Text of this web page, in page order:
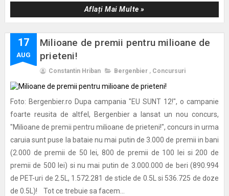
Aflați Mai Multe »
17
AUG
Milioane de premii pentru milioane de
prieteni!
Constantin Hriban Bergenbier , Concursuri
Foto: Bergenbier.ro Dupa campania "EU SUNT 12!", o campanie
foarte reusita de altfel, Bergenbier a lansat un nou concurs,
"Milioane de premii pentru milioane de prieteni!", concurs in urma
caruia sunt puse la bataie nu mai putin de 3.000 de premii in bani
(2.000 de premii de 50 lei, 800 de premii de 100 lei si 200 de
premii de 500 lei) si nu mai putin de 3.000.000 de beri (890.994
de PET-uri de 2.5L, 1.572.281 de sticle de 0.5L si 536.725 de doze
de 0.5L)! Tot ce trebuie sa facem...